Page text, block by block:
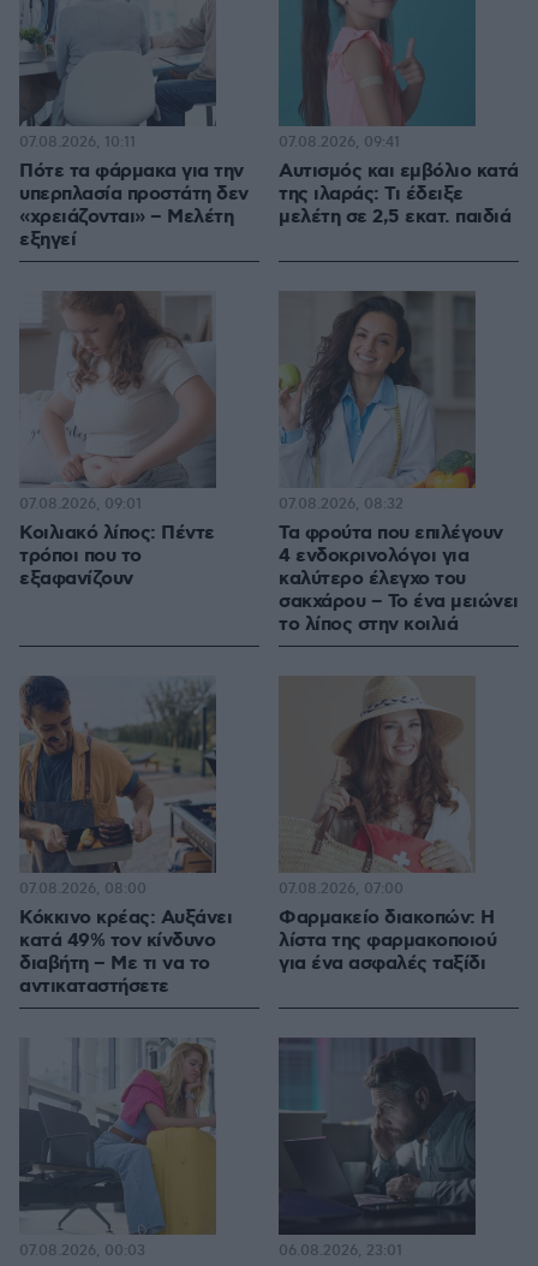
Πότε τα φάρμακα για την
υπερπλασία προστάτη δεν
«χρειάζονται» – Μελέτη
εξηγεί
07.08.2026, 10:11
Αυτισμός και εμβόλιο κατά
της ιλαράς: Τι έδειξε
μελέτη σε 2,5 εκατ. παιδιά
07.08.2026, 09:41
Κοιλιακό λίπος: Πέντε
τρόποι που το
εξαφανίζουν
07.08.2026, 09:01
Τα φρούτα που επιλέγουν
4 ενδοκρινολόγοι για
καλύτερο έλεγχο του
σακχάρου – Το ένα μειώνει
το λίπος στην κοιλιά
07.08.2026, 08:32
Κόκκινο κρέας: Αυξάνει
κατά 49% τον κίνδυνο
διαβήτη – Με τι να το
αντικαταστήσετε
07.08.2026, 08:00
Φαρμακείο διακοπών: Η
λίστα της φαρμακοποιού
για ένα ασφαλές ταξίδι
07.08.2026, 07:00
07.08.2026, 00:03 06.08.2026, 23:01